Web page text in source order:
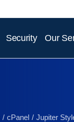
Security Our
cPanel Jupiter